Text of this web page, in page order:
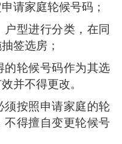
请家庭轮候号码；
户型进行分类，在同
签选房；
的轮候号码作为其选
并不得更改。
按照申请家庭的轮
不得擅自变更轮候号